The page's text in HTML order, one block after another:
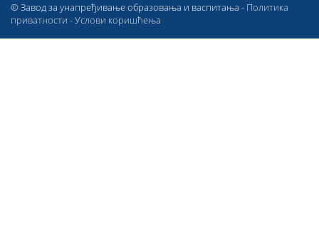
© Завод за унапређивање образовања и васпитања - Политика
приватности -Услови коришћења